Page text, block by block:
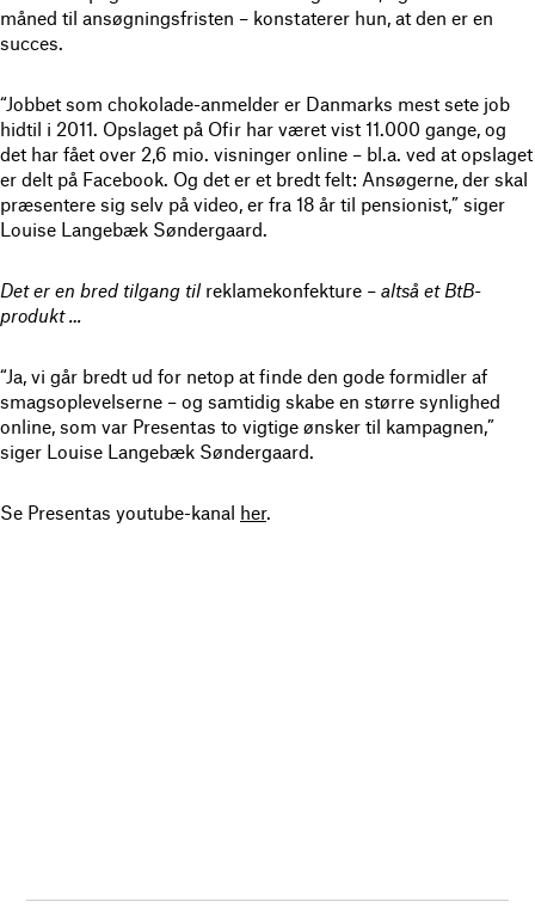
måned til ansøgningsfristen – konstaterer hun, at den er en
succes.
“Jobbet som chokolade-anmelder er Danmarks mest sete job
hidtil i 2011. Opslaget på Ofir har været vist 11.000 gange, og
det har fået over 2,6 mio. visninger online – bl.a. ved at opslaget
er delt på Facebook. Og det er et bredt felt: Ansøgerne, der skal
præsentere sig selv på video, er fra 18 år til pensionist,” siger
Louise Langebæk Søndergaard.
Det er en bred tilgang tilreklamekonfekture – altså et BtB-
produkt …
“Ja, vi går bredt ud for netop at finde den gode formidler af
smagsoplevelserne – og samtidig skabe en større synlighed
online, som var Presentas to vigtige ønsker til kampagnen,”
siger Louise Langebæk Søndergaard.
Se Presentas youtube-kanal her.